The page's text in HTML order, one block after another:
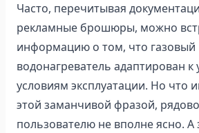
Часто, перечитывая
рекламные брошюры, можно
информацию о том, что газовый
водонагреватель адаптирован к
условиям эксплуатации. Но что
этой заманчивой фразой,
пользователю не вполне ясно. А